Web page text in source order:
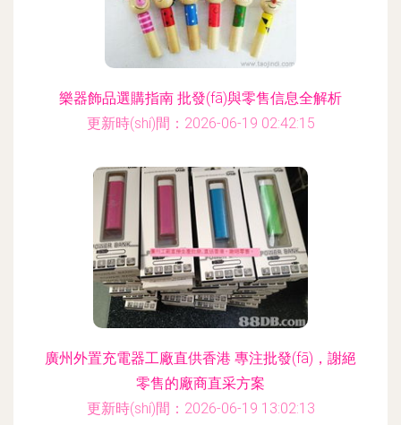
樂器飾品選購指南 批發(fā)與零售信息全解析
更新時(shí)間：2026-06-19 02:42:15
廣州外置充電器工廠直供香港 專注批發(fā)，謝絕
零售的廠商直采方案
更新時(shí)間：2026-06-19 13:02:13